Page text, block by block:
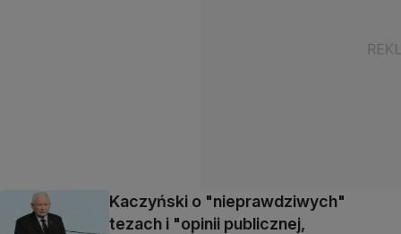
Kaczyński o "nieprawdziwych"
tezach i "opinii publicznej,